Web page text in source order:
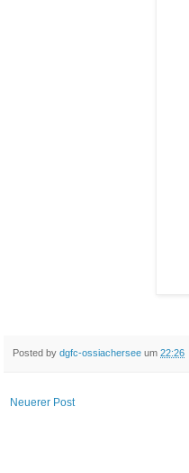
Posted by dgfc-ossiachersee um 22:26
Neuerer Post